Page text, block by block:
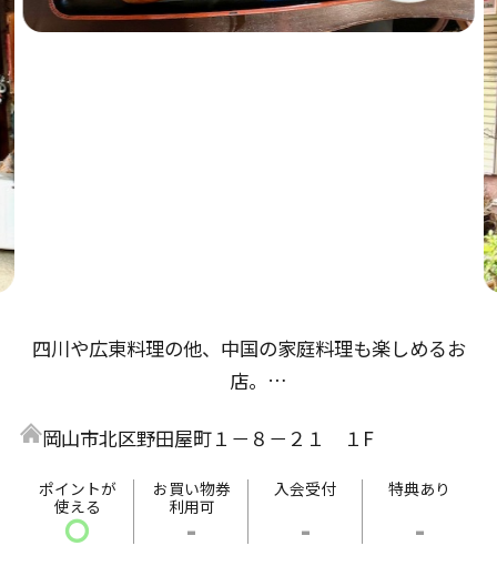
四川や広東料理の他、中国の家庭料理も楽しめるお
店。
ーが続出！
季節の野菜を豊富に使用しているので、毎日通っても
飽きにこないラインナップが目白押し。
紹興酒の種類は、多数ご用意しております。
岡山市北区野田屋町１－８－２１ １F
ポイントが
使える
〇
お買い物券
利用可
-
入会受付
-
特典あり
-